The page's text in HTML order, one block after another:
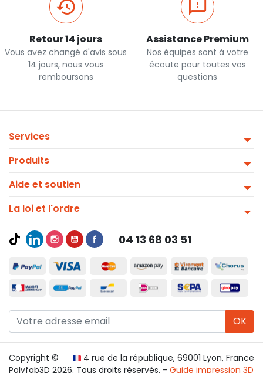
Retour 14 jours
Vous avez changé d'avis sous
14 jours, nous vous
remboursons
Assistance Premium
Nos équipes sont à votre
écoute pour toutes vos
questions
Services
Produits
Aide et soutien
La loi et l'ordre
04 13 68 03 51
OK
4 rue de la république, 69001 Lyon, France
Copyright ©
Polyfab3D 2026. Tous droits réservés. - Guide impression 3D